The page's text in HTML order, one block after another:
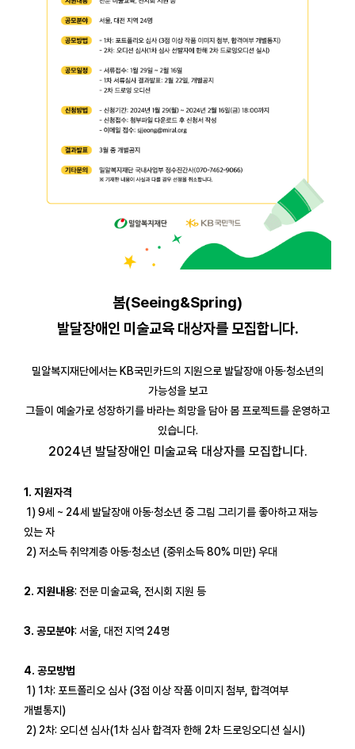
봄(Seeing&Spring)
발달장애인 미술교육 대상자를 모집합니다.
밀알복지재단에서는 KB국민카드의 지원으로 발달장애 아동·청소년의
가능성을 보고
그들이 예술가로 성장하기를 바라는 희망을 담아 봄 프로젝트를 운영하고
있습니다.
2024년 발달장애인 미술교육 대상자를 모집합니다.
1. 지원자격
1) 9세 ~ 24세 발달장애 아동·청소년 중 그림 그리기를 좋아하고 재능
있는 자
2) 저소득 취약계층 아동·청소년 (중위소득 80% 미만) 우대
2. 지원내용: 전문 미술교육, 전시회 지원 등
3. 공모분야: 서울, 대전 지역 24명
4. 공모방법
1) 1차: 포트폴리오 심사 (3점 이상 작품 이미지 첨부, 합격여부
개별통지)
2) 2차: 오디션 심사(1차 심사 합격자 한해 2차 드로잉오디션 실시)